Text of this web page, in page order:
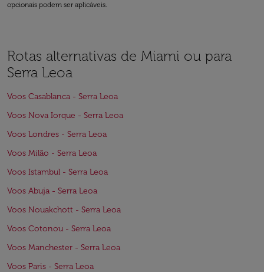
opcionais podem ser aplicáveis.
Rotas alternativas de Miami ou para
Serra Leoa
Voos Casablanca - Serra Leoa
Voos Nova Iorque - Serra Leoa
Voos Londres - Serra Leoa
Voos Milão - Serra Leoa
Voos Istambul - Serra Leoa
Voos Abuja - Serra Leoa
Voos Nouakchott - Serra Leoa
Voos Cotonou - Serra Leoa
Voos Manchester - Serra Leoa
Voos Paris - Serra Leoa